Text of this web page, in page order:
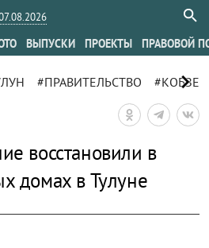
ВЫПУСКИ ПРОЕКТЫ ПРАВОВОЙ
#ПРАВИТЕЛЬСТВО chevron_right
восстановили в
домах в Тулуне